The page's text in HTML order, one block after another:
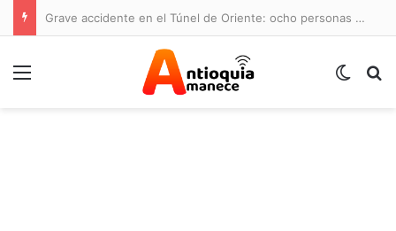
Grave accidente en el Túnel de Oriente: ocho personas lesionadas y cierre de la vía
Menú